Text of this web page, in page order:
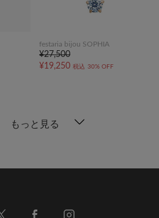
festaria bijou SOPHIA
¥27,500
¥19,250 税込 30% OFF
もっと見る